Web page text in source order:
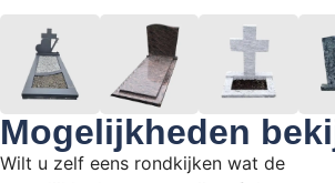
Mogelijkheden
Wilt u zelf eens rondkijken wat de